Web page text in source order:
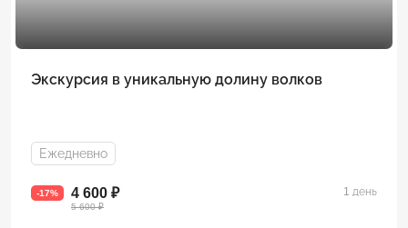
Экскурсия в уникальную долину волков
Ежедневно
-17% 4 600 ₽
5 600 ₽
1 день